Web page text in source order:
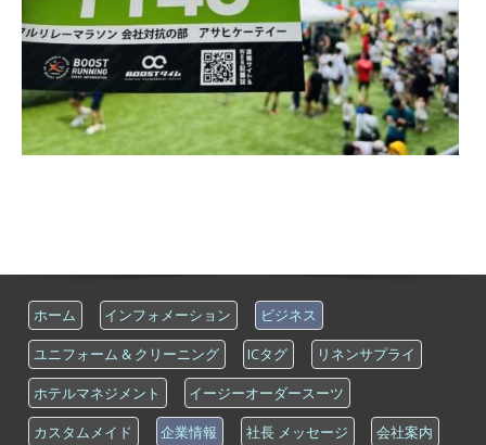
ホーム インフォメーション ビジネス
ユニフォーム & クリーニング ICタグ リネンサプライ
ホテルマネジメント イージーオーダースーツ
カスタムメイド 企業情報 社長 メッセージ 会社案内